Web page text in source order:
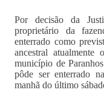
Por decisão da
proprietário da
enterrado como
ancestral atualmente
município de
pôde ser enterrado
manhã do último